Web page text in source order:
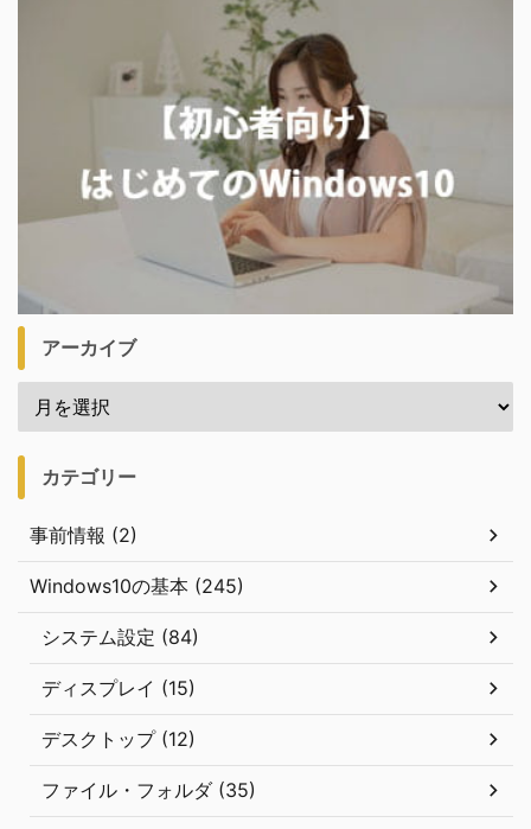
アーカイブ
カテゴリー
事前情報 (2)
Windows10の基本 (245)
システム設定 (84)
ディスプレイ (15)
デスクトップ (12)
ファイル・フォルダ (35)